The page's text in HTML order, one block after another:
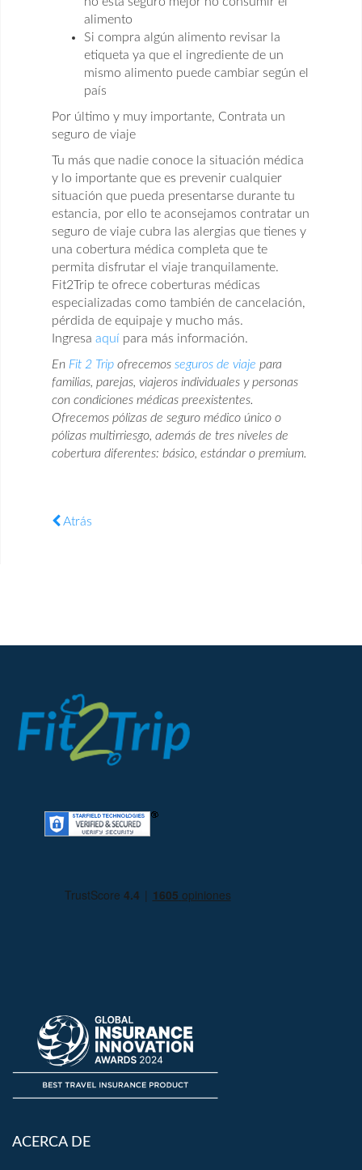
alimento
Si compra algún alimento revisar la
etiqueta ya que el ingrediente de un
mismo alimento puede cambiar según el
país
Por último y muy importante, Contrata un
seguro de viaje
Tu más que nadie conoce la situación médica
y lo importante que es prevenir cualquier
situación que pueda presentarse durante tu
estancia, por ello te aconsejamos contratar un
seguro de viaje cubra las alergias que tienes y
una cobertura médica completa que te
permita disfrutar el viaje tranquilamente.
Fit2Trip te ofrece coberturas médicas
especializadas como también de cancelación,
pérdida de equipaje y mucho más.
Ingresa aquí para más información.
En Fit 2 Trip ofrecemos seguros de viaje para
familias, parejas, viajeros individuales y personas
con condiciones médicas preexistentes.
Ofrecemos pólizas de seguro médico único o
pólizas multirriesgo, además de tres niveles de
cobertura diferentes: básico, estándar o premium.
Atrás
ACERCA DE